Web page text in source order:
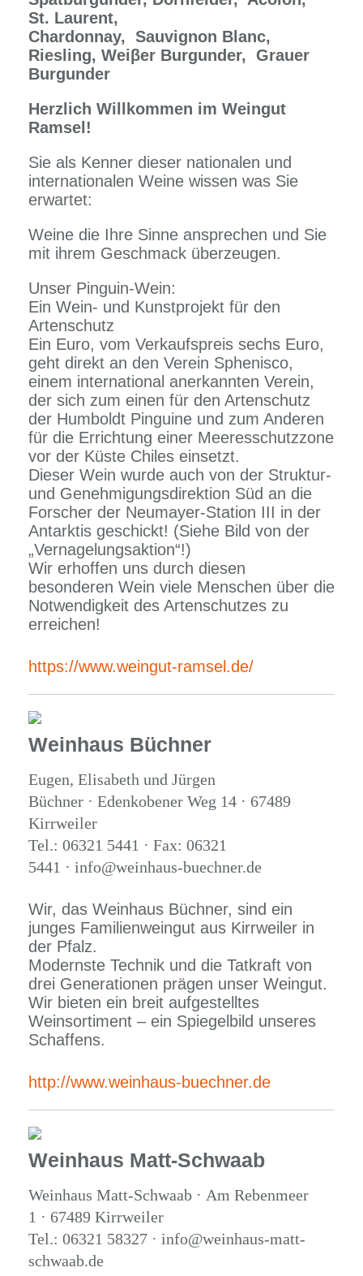
St. Laurent,
Chardonnay, Sauvignon Blanc,
Riesling, Weiβer Burgunder,
Grauer
Burgunder
Herzlich Willkommen im Weingut
Ramsel!
Sie als Kenner dieser nationalen und
internationalen Weine wissen was Sie
erwartet:
Weine die Ihre Sinne ansprechen und Sie
mit ihrem Geschmack überzeugen.
Unser Pinguin-Wein:
Ein Wein- und Kunstprojekt für den
Artenschutz
Ein Euro, vom Verkaufspreis sechs Euro,
geht direkt an den Verein Sphenisco,
einem international anerkannten Verein,
der sich zum einen für den Artenschutz
der Humboldt Pinguine und zum Anderen
für die Errichtung einer Meeresschutzzone
vor der Küste Chiles einsetzt.
Dieser Wein wurde auch von der Struktur-
und Genehmigungsdirektion Süd an die
Forscher der Neumayer-Station III in der
Antarktis geschickt! (Siehe Bild von der
„Vernagelungsaktion“!)
Wir erhoffen uns durch diesen
besonderen Wein viele Menschen über die
Notwendigkeit des Artenschutzes zu
erreichen!
https://www.weingut-ramsel.de/
Weinhaus Büchner
Eugen, Elisabeth und Jürgen
Büchner · Edenkobener Weg 14 · 67489
Kirrweiler
Tel.: 06321 5441 · Fax: 06321
5441 · info@weinhaus-buechner.de
Wir, das Weinhaus Büchner, sind ein
junges Familienweingut aus Kirrweiler in
der Pfalz.
Modernste Technik und die Tatkraft von
drei Generationen prägen unser Weingut.
Wir bieten ein breit aufgestelltes
Weinsortiment – ein Spiegelbild unseres
Schaffens.
http://www.weinhaus-buechner.de
Weinhaus Matt-Schwaab
Weinhaus Matt-Schwaab · Am Rebenmeer
1 · 67489 Kirrweiler
Tel.: 06321 58327 · info@weinhaus-matt-
schwaab.de